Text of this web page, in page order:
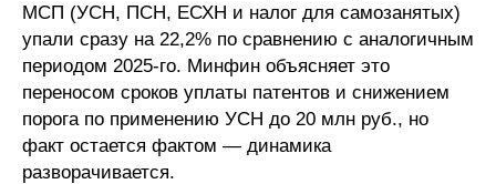
МСП (УСН, ПСН, ЕСХН и налог для самозанятых)
упали сразу на 22,2% по сравнению с аналогичным
периодом 2025-го. Минфин объясняет это
переносом сроков уплаты патентов и снижением
порога по применению УСН до 20 млн руб., но
факт остается фактом — динамика
разворачивается.